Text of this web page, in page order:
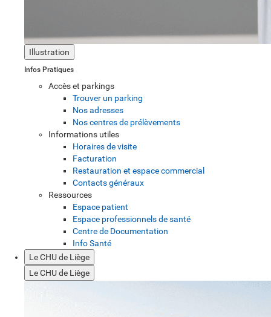
Illustration
Infos Pratiques
Accès et parkings
Trouver un parking
Nos adresses
Nos centres de prélèvements
Informations utiles
Horaires de visite
Facturation
Restauration et espace commercial
Contacts généraux
Ressources
Espace patient
Espace professionnels de santé
Centre de Documentation
Info Santé
Le CHU de Liège
Le CHU de Liège